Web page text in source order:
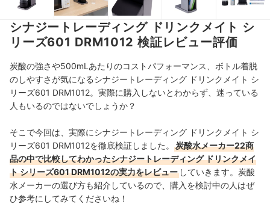
シナジートレーディング ドリンクメイト シ
リーズ601 DRM1012 検証レビュー評価
炭酸の強さや500mLあたりのコストパフォーマンス、ボトル着脱
のしやすさが気になるシナジートレーディング ドリンクメイト シ
リーズ601 DRM1012。実際に購入しないとわからず、迷っている
人もいるのではないでしょうか？
そこで今回は、実際にシナジートレーディング ドリンクメイト シ
リーズ601 DRM1012を徹底検証しました。
炭酸水メーカー22商
品の中で比較してわかったシナジートレーディング ドリンクメイ
ト シリーズ601 DRM1012の実力をレビュー していきます。炭酸
水メーカーの選び方も紹介しているので、購入を検討中の人はぜ
ひ参考にしてみてくださいね！